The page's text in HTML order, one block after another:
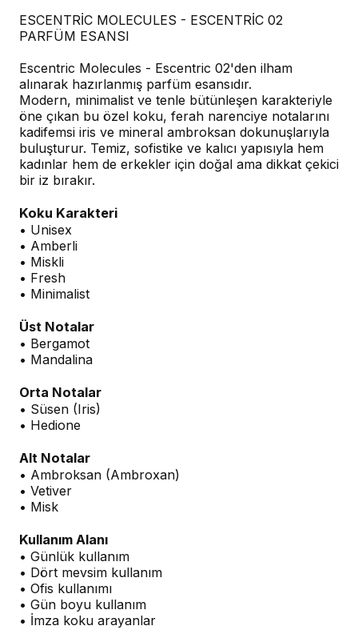
ESCENTRİC MOLECULES - ESCENTRİC 02
PARFÜM ESANSI
Escentric Molecules - Escentric 02'den ilham
alınarak hazırlanmış parfüm esansıdır.
Modern, minimalist ve tenle bütünleşen karakteriyle
öne çıkan bu özel koku, ferah narenciye notalarını
kadifemsi iris ve mineral ambroksan dokunuşlarıyla
buluşturur. Temiz, sofistike ve kalıcı yapısıyla hem
kadınlar hem de erkekler için doğal ama dikkat çekici
bir iz bırakır.
Koku Karakteri
• Unisex
• Amberli
• Miskli
• Fresh
• Minimalist
Üst Notalar
• Bergamot
• Mandalina
Orta Notalar
• Süsen (Iris)
• Hedione
Alt Notalar
• Ambroksan (Ambroxan)
• Vetiver
• Misk
Kullanım Alanı
• Günlük kullanım
• Dört mevsim kullanım
• Ofis kullanımı
• Gün boyu kullanım
• İmza koku arayanlar